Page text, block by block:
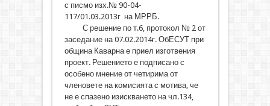
с писмо изх.№ 90-04-
117/01.03.2013г на МРРБ.
С решение по т.6, протокол № 2 от
заседание на 07.02.2014г. ОбЕСУТ при
община Каварна е приел изготвения
проект. Решението е подписано с
особено мнение от четирима от
членовете на комисията с мотива, че
не е спазено изискването на чл.134,